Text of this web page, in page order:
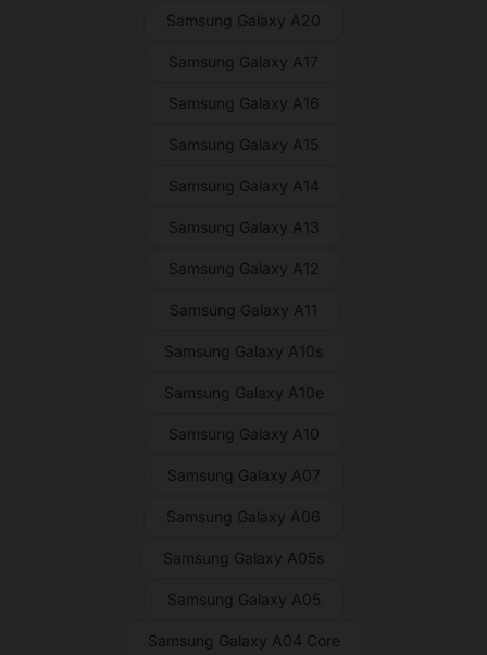
Samsung Galaxy A20
Samsung Galaxy A17
Samsung Galaxy A16
Samsung Galaxy A15
Samsung Galaxy A14
Samsung Galaxy A13
Samsung Galaxy A12
Samsung Galaxy A11
Samsung Galaxy A10s
Samsung Galaxy A10e
Samsung Galaxy A10
Samsung Galaxy A07
Samsung Galaxy A06
Samsung Galaxy A05s
Samsung Galaxy A05
Samsung Galaxy A04 Core